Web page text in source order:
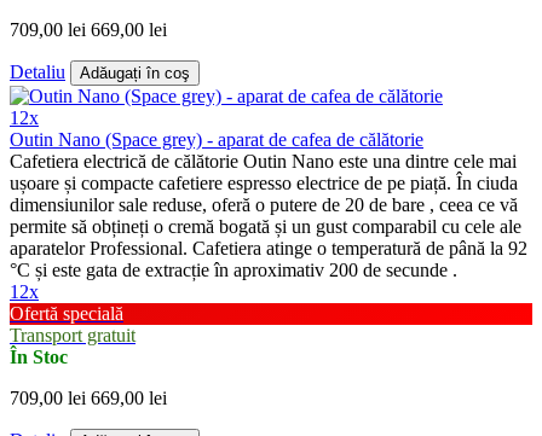
709,00 lei 669,00 lei
Detaliu Adăugați în coş
12x
Outin Nano (Space grey) - aparat de cafea de călătorie
Cafetiera electrică de călătorie Outin Nano este una dintre cele mai
ușoare și compacte cafetiere espresso electrice de pe piață. În ciuda
dimensiunilor sale reduse, oferă o putere de 20 de bare , ceea ce vă
permite să obțineți o cremă bogată și un gust comparabil cu cele ale
aparatelor Professional. Cafetiera atinge o temperatură de până la 92
°C și este gata de extracție în aproximativ 200 de secunde .
12x
Ofertă specială
Transport gratuit
În Stoc
709,00 lei 669,00 lei